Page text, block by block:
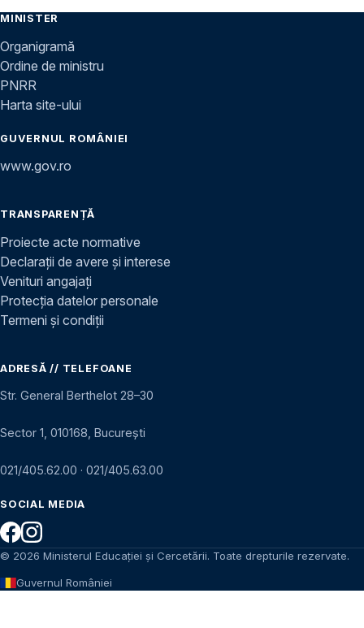
MINISTER
Organigramă
Ordine de ministru
PNRR
Harta site-ului
GUVERNUL ROMÂNIEI
www.gov.ro
TRANSPARENȚĂ
Proiecte acte normative
Declarații de avere și interese
Venituri angajați
Protecția datelor personale
Termeni și condiții
ADRESĂ // TELEFOANE
Str. General Berthelot 28–30
Sector 1, 010168, București
021/405.62.00 · 021/405.63.00
SOCIAL MEDIA
© 2026 Ministerul Educației și Cercetării. Toate drepturile rezervate.
Guvernul României